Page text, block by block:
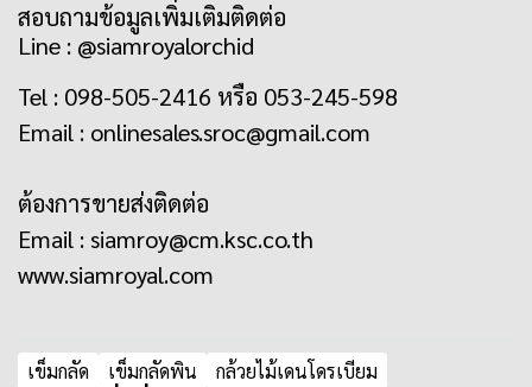
สอบถามข้อมูลเพิ่มเติมติดต่อ
Line : @siamroyalorchid
Tel : 098-505-2416 หรือ 053-245-598
Email : onlinesales.sroc@gmail.com
ต้องการขายส่งติดต่อ
Email : siamroy@cm.ksc.co.th
www.siamroyal.com
เข็มกลัด เข็มกลัดพิน กล้วยไม้เดนโดรเบียม